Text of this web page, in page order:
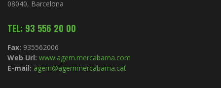
08040, Barcelona
TEL: 93 556 20 00
Fax: 935562006
Web Url: www.agem.mercabarna.com
E-mail: agem@agemmercabarna.cat